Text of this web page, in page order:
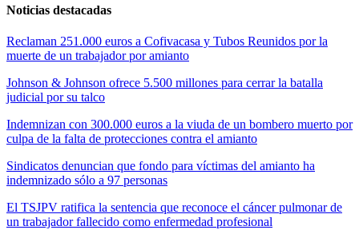
Noticias destacadas
Reclaman 251.000 euros a Cofivacasa y Tubos Reunidos por la
muerte de un trabajador por amianto
Johnson & Johnson ofrece 5.500 millones para cerrar la batalla
judicial por su talco
Indemnizan con 300.000 euros a la viuda de un bombero muerto por
culpa de la falta de protecciones contra el amianto
Sindicatos denuncian que fondo para víctimas del amianto ha
indemnizado sólo a 97 personas
El TSJPV ratifica la sentencia que reconoce el cáncer pulmonar de
un trabajador fallecido como enfermedad profesional